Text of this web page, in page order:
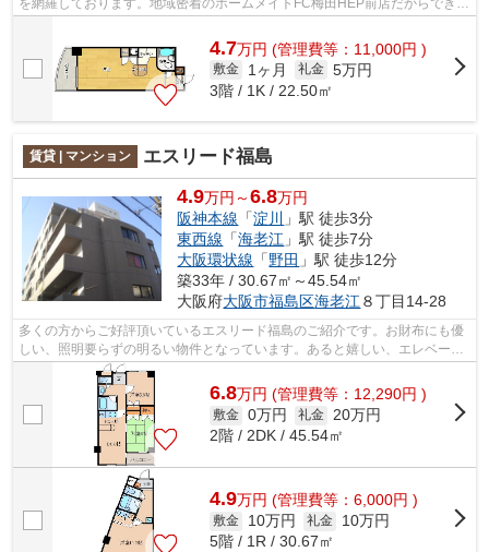
を網羅しております。地域密着のホームメイトFC梅田HEP前店だからできる
4.7万円 (管理費等：11,000円 )
敷金 1ヶ月 礼金 5万円
3階 / 1K / 22.50㎡
賃貸 | マンション エスリード福島
4.9万円～6.8万円
阪神本線 「淀川
」駅 徒歩3分
東西線 「海老江 」駅 徒歩7分
大阪環状線 「野田 」駅 徒歩12分
築33年 / 30.67㎡～45.54㎡
大阪府大阪市福島区海老江 ８丁目14-28
多くの方からご好評頂いているエスリード福島のご紹介です。お財布にも優
しい、照明要らずの明るい物件となっています。あると嬉しい、エレベータ
ー付きの物件です。徒歩3分に駅のある...
6.8万円 (管理費等：12,290円 )
敷金 0万円 礼金 20万円
2階 / 2DK / 45.54㎡
4.9万円 (管理費等：6,000円 )
敷金 10万円 礼金
10万円
5階 / 1R / 30.67㎡